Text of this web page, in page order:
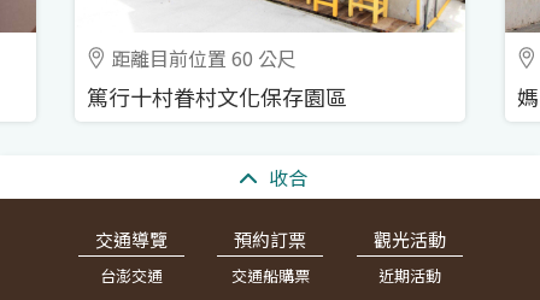
距離目前位置 60 公尺
篤行十村眷村文化保存園區
收合
交通導覽
台澎交通
預約訂票
交通船購票
觀光活動
近期活動